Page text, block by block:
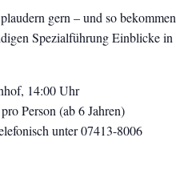
gern – und so bekommen
Spezialführung Einblicke in
14:00 Uhr
Person (ab 6 Jahren)
unter 07413-8006